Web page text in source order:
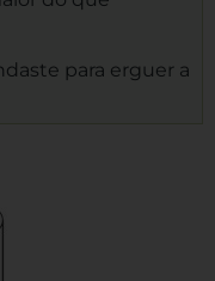
para erguer a